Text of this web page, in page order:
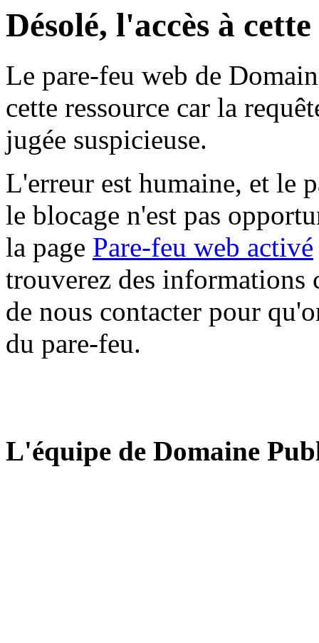
Désolé, l'accès à
Le pare-feu web de
cette ressource car la
jugée suspicieuse.
L'erreur est humaine, et le
le blocage n'est pas
la page Pare-feu web activé
trouverez des informations
de nous contacter pour
du pare-feu.
L'équipe de Domaine